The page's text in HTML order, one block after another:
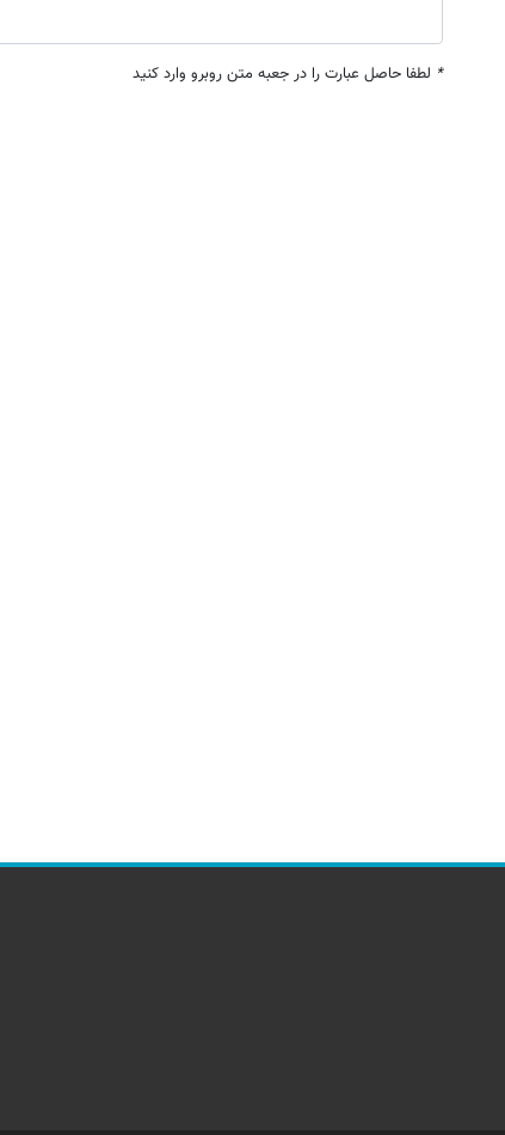
* لطفا حاصل عبارت را در جعبه متن روبرو وارد کنید